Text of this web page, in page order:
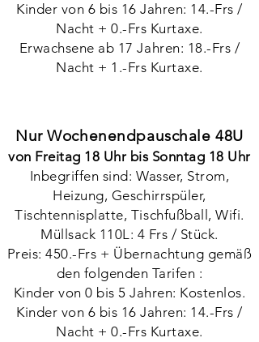
Kinder von 6 bis 16 Jahren: 14.-Frs /
Nacht + 0.-Frs Kurtaxe.
Erwachsene ab 17 Jahren: 18.-Frs /
Nacht + 1.-Frs Kurtaxe.
Nur Wochenendpauschale 48U
von Freitag 18 Uhr bis Sonntag 18 Uhr
Inbegriffen sind: Wasser, Strom,
Heizung, Geschirrspüler,
Tischtennisplatte, Tischfußball, Wifi.
Müllsack 110L: 4 Frs / Stück.
Preis: 450.-Frs + Übernachtung gemäß
den folgenden Tarifen :
Kinder von 0 bis 5 Jahren: Kostenlos.
Kinder von 6 bis 16 Jahren: 14.-Frs /
Nacht + 0.-Frs Kurtaxe.